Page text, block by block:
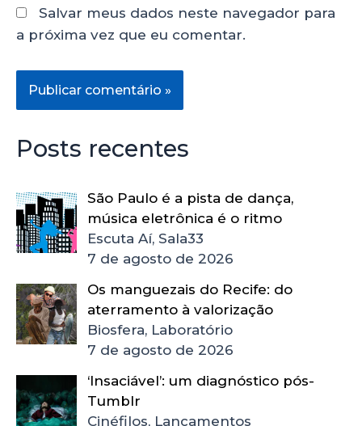
Salvar meus dados neste navegador para
a próxima vez que eu comentar.
Posts recentes
São Paulo é a pista de dança,
música eletrônica é o ritmo
Escuta Aí, Sala33
7 de agosto de 2026
Os manguezais do Recife: do
aterramento à valorização
Biosfera, Laboratório
7 de agosto de 2026
‘Insaciável’: um diagnóstico pós-
Tumblr
Cinéfilos, Lançamentos